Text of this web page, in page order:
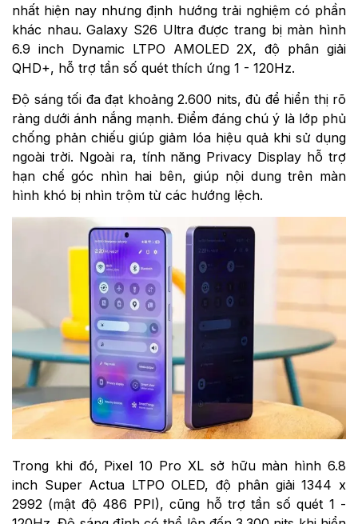
nhất hiện nay nhưng định hướng trải nghiệm có phần
khác nhau. Galaxy S26 Ultra được trang bị màn hình
6.9 inch Dynamic LTPO AMOLED 2X, độ phân giải
QHD+, hỗ trợ tần số quét thích ứng 1 - 120Hz.
Độ sáng tối đa đạt khoảng 2.600 nits, đủ để hiển thị rõ
ràng dưới ánh nắng mạnh. Điểm đáng chú ý là lớp phủ
chống phản chiếu giúp giảm lóa hiệu quả khi sử dụng
ngoài trời. Ngoài ra, tính năng Privacy Display hỗ trợ
hạn chế góc nhìn hai bên, giúp nội dung trên màn
hình khó bị nhìn trộm từ các hướng lệch.
Trong khi đó, Pixel 10 Pro XL sở hữu màn hình 6.8
inch Super Actua LTPO OLED, độ phân giải 1344 x
2992 (mật độ 486 PPI), cũng hỗ trợ tần số quét 1 -